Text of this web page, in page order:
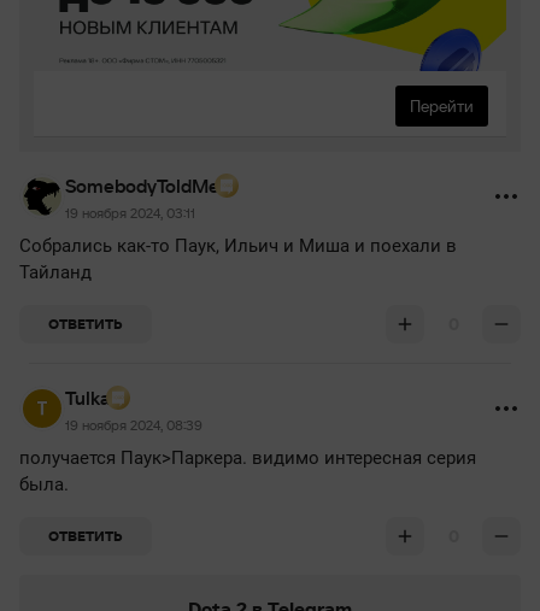
Перейти
SomebodyToldMe
19 ноября 2024, 03:11
Собрались как-то Паук, Ильич и Миша и поехали в
Тайланд
ОТВЕТИТЬ
Tulka
19 ноября 2024, 08:39
получается Паук>Паркера. видимо интересная серия
была.
ОТВЕТИТЬ